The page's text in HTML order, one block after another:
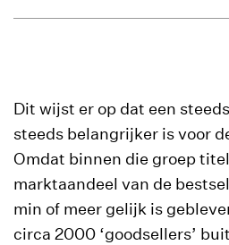
Dit wijst er op dat een
steeds belangrijker is voor
Omdat binnen die groep
marktaandeel van de
min of meer gelijk is
circa 2000 ‘goodsellers’